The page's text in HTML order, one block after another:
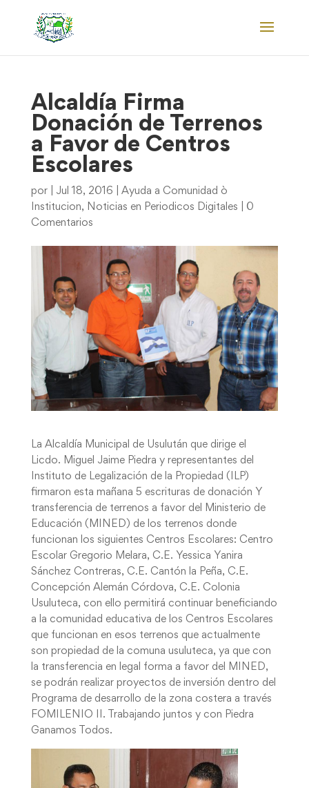
Alcaldía Firma
Donación de Terrenos
a Favor de Centros
Escolares
por Jul 18, 2016
Ayuda a Comunidad ò
Institucion, Noticias en Periodicos Digitales
0
Comentarios
La Alcaldía Municipal de Usulután que dirige el
Licdo. Miguel Jaime Piedra y representantes del
Instituto de Legalización de la Propiedad (ILP)
firmaron esta mañana 5 escrituras de donación Y
transferencia de terrenos a favor del Ministerio de
Educación (MINED) de los terrenos donde
funcionan los siguientes Centros Escolares: Centro
Escolar Gregorio Melara, C.E. Yessica Yanira
Sánchez Contreras, C.E. Cantón la Peña, C.E.
Concepción Alemán Córdova, C.E. Colonia
Usuluteca, con ello permitirá continuar beneficiando
a la comunidad educativa de los Centros Escolares
que funcionan en esos terrenos que actualmente
son propiedad de la comuna usuluteca, ya que con
la transferencia en legal forma a favor del MINED,
se podrán realizar proyectos de inversión dentro del
Programa de desarrollo de la zona costera a través
FOMILENIO II. Trabajando juntos y con Piedra
Ganamos Todos.